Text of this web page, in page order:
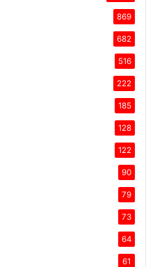
869
682
516
222
185
128
122
90
79
73
64
61